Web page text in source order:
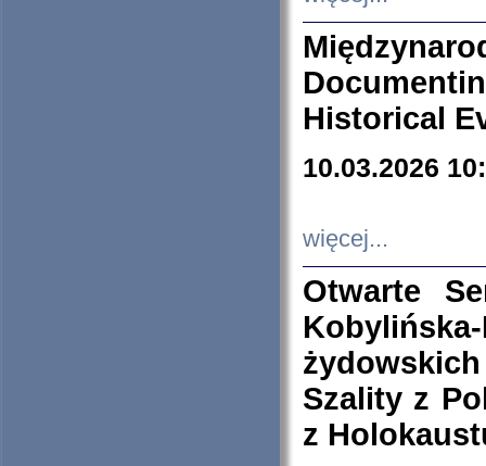
Historical
10.03.2026
więcej...
Otwarte
Szality z
z